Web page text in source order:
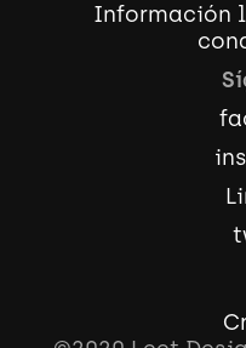
Información